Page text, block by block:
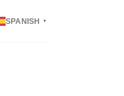
SPANISH ▼